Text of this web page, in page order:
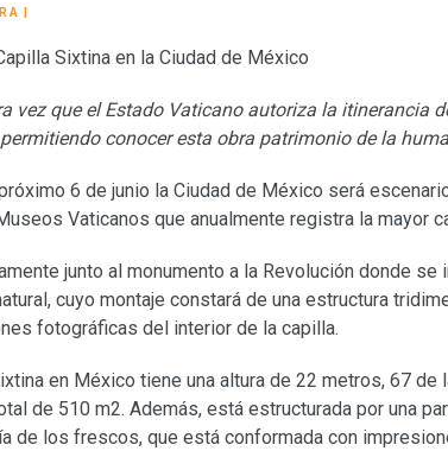
vez que el Estado Vaticano autoriza la itinerancia
conocer esta obra patrimonio de la
6 de junio la Ciudad de México será
Vaticanos que anualmente registra la mayor
junto al monumento a la Revolución donde se
cuyo montaje constará de una estructura
fotográficas del interior de la capilla.
en México tiene una altura de 22 metros, 67 de
de 510 m2. Además, está estructurada por una
de los frescos, que está conformada con